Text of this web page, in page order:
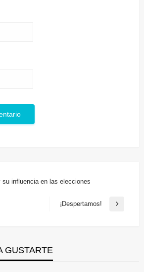
su influencia en las elecciones
Entrada
¡Despertamos!
GUSTARTE